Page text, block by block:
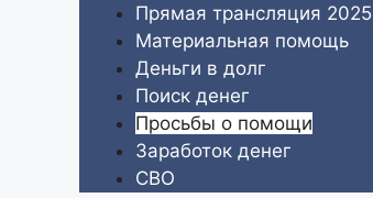
содержимому
Прямая трансляция 2025
Материальная помощь
Деньги в долг
Поиск денег
Просьбы о помощи
Заработок денег
СВО